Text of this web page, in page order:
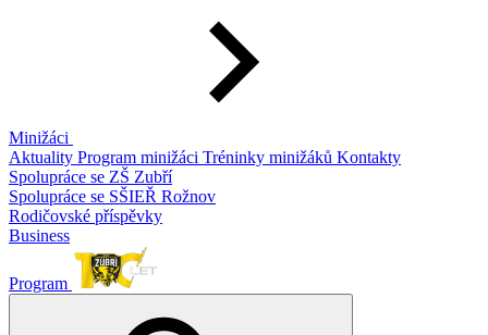
Minižáci
Aktuality Program minižáci Tréninky minižáků Kontakty
Spolupráce se ZŠ Zubří
Spolupráce se SŠIEŘ Rožnov
Rodičovské příspěvky
Business
Program